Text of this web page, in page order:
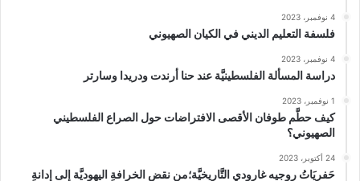
4 نوفمبر، 2023
فلسفة التعليم الديني في الكيان الصهيوني
4 نوفمبر، 2023
دراسة المسألة الفلسطينيَّة عند حنا أرندت ودريدا وسارتر
1 نوفمبر، 2023
كيف حطَّم طوفان الأقصى الافتراضات حول الصراع الفلسطيني
الصهيوني؟
24 أكتوبر، 2023
حَفريَاتُ روجيه غارودي التَّاريخيَّة؛من نقضِ الخرافةِ اليهوديَّة إلى إدانةِ